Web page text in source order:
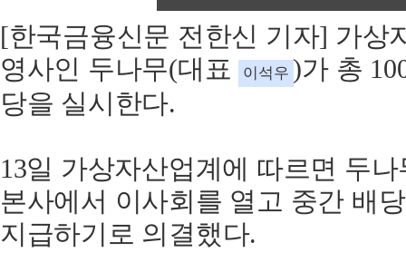
[한국금융신문 전한신 기자] 가상
영사인 두나무(대표 이석우 )가 총
당을 실시한다.
13일 가상자산업계에 따르면 두
본사에서 이사회를 열고 중간 배
지급하기로 의결했다.